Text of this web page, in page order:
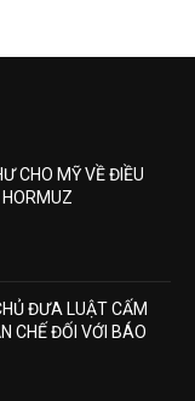
CHO MỸ VỀ ĐIỀU
HORMUZ
ĐƯA LUẬT CẤM
CHẾ ĐỐI VỚI BÁO